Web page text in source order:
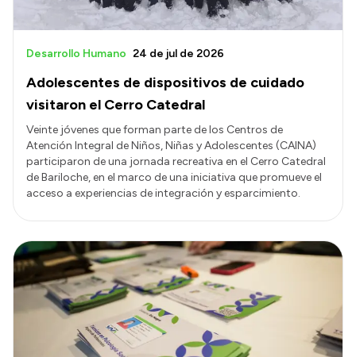
Adolescentes de dispositivos de cuidado
visitaron el Cerro Catedral
Desarrollo Humano 24 de jul de 2026
Veinte jóvenes que forman parte de los Centros de
Atención Integral de Niños, Niñas y Adolescentes (CAINA)
participaron de una jornada recreativa en el Cerro Catedral
de Bariloche, en el marco de una iniciativa que promueve el
acceso a experiencias de integración y esparcimiento.